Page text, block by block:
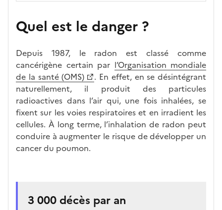
Quel est le danger ?
Depuis 1987, le radon est classé comme
cancérigène certain par l’Organisation mondiale
de la santé (OMS)
. En effet, en se désintégrant
naturellement, il produit des particules
radioactives dans l’air qui, une fois inhalées, se
fixent sur les voies respiratoires et en irradient les
cellules. À long terme, l’inhalation de radon peut
conduire à augmenter le risque de développer un
cancer du poumon.
3 000 décès par an